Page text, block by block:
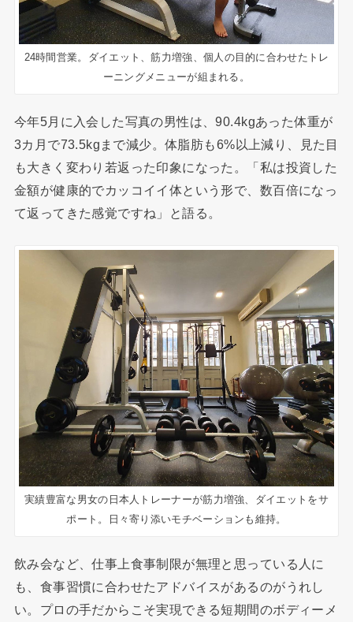
24時間営業。ダイエット、筋力増強、個人の目的に合わせたトレ
ーニングメニューが組まれる。
今年5月に入会した写真の男性は、90.4kgあった体重が
3カ月で73.5kgまで減少。体脂肪も6%以上減り、見た目
も大きく変わり若返った印象になった。「私は投資した
金額が健康的でカッコイイ体という形で、数百倍になっ
て返ってきた感覚ですね」と語る。
実績豊富な男女の日本人トレーナーが筋力増強、ダイエットをサ
ポート。日々寄り添いモチベーションも維持。
飲み会など、仕事上食事制限が無理と思っている人に
も、食事習慣に合わせたアドバイスがあるのがうれし
い。プロの手だからこそ実現できる短期間のボディーメ